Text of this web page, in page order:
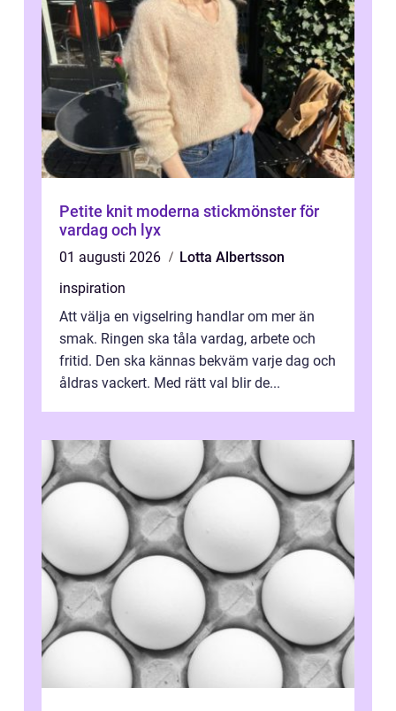
Petite knit moderna stickmönster för
vardag och lyx
01 augusti 2026
Lotta Albertsson
inspiration
Att välja en vigselring handlar om mer än
smak. Ringen ska tåla vardag, arbete och
fritid. Den ska kännas bekväm varje dag och
åldras vackert. Med rätt val blir de...